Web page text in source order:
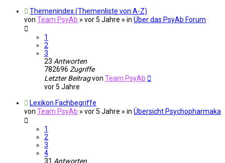
Themenindex (Themenliste von A-Z)
von Team PsyAb » vor 5 Jahre » in Über das PsyAb Forum
1
2
3
23 Antworten
782696 Zugriffe
Letzter Beitragvon Team PsyAb
vor 5 Jahre
Lexikon Fachbegriffe
von Team PsyAb » vor 5 Jahre » in Übersicht Psychopharmaka
1
2
3
4
31 Antworten